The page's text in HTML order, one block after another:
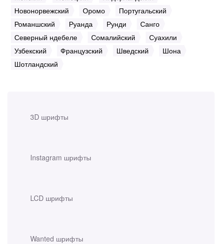
3D шрифты
Instagram шрифты
LCD шрифты
Wanted шрифты
Новонорвежский
Оромо
Португальский
Романшский
Руанда Рунди
Санго
Северный ндебеле
Сомалийский
Суахили
Узбекский
Французский Шведский
Шона
Шотландский